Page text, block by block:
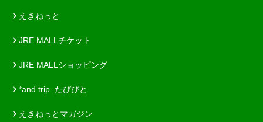
えきねっと
JRE MALLチケット
JRE MALLショッピング
*and trip. たびびと
えきねっとマガジン